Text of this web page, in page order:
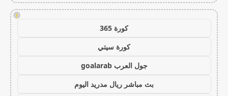
!
كورة 365
كورة سيتي
جول العرب goalarab
بث مباشر ريال مدريد اليوم